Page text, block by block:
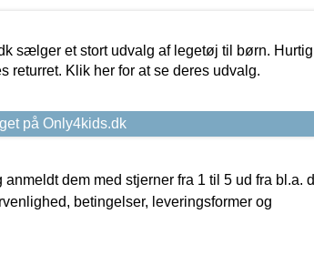
sælger et stort udvalg af legetøj til børn.
returret. Klik her for at se deres udvalg.
på Only4kids.dk
dem med stjerner fra 1 til 5 ud fra bl.a.
betingelser, leveringsformer og